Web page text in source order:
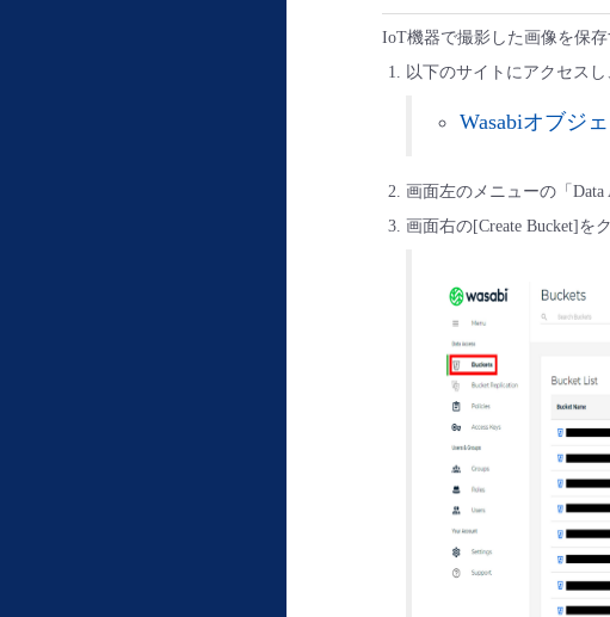
IoT機器で撮影した画像を保
以下のサイトにアクセスし
Wasabiオブジ
画面左のメニューの「Data
画面右の[Create Bucket]を